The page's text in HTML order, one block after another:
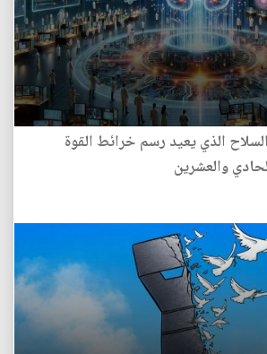
الذي يعيد رسم خرائط القوة
والعشرين